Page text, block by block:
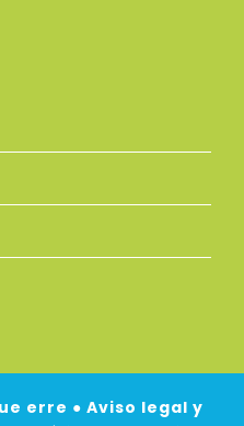
erre ● Aviso legal y